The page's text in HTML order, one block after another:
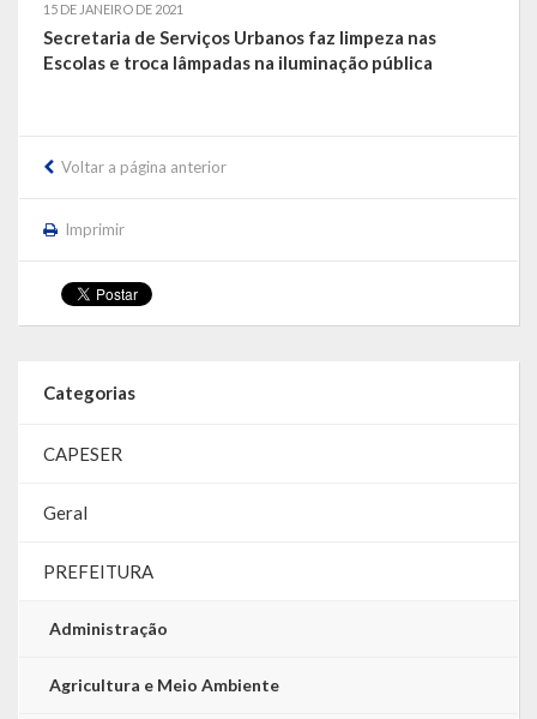
Acesso à Informação
15 DE JANEIRO DE 2021
Secretaria de Serviços Urbanos faz limpeza nas
Escolas e troca lâmpadas na iluminação pública
Voltar a página anterior
Imprimir
Categorias
CAPESER
Geral
PREFEITURA
Administração
Agricultura e Meio Ambiente